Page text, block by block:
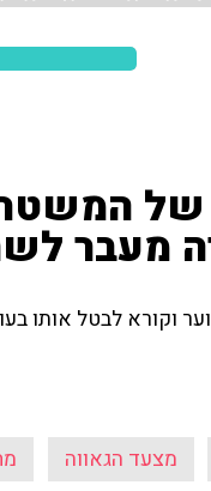
של
מעבר
לבטל אותו
מצעד הגאווה